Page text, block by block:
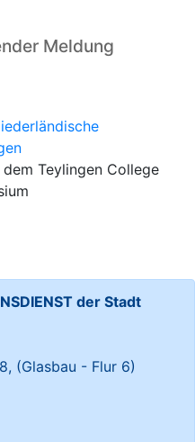
Meldung
dem Teylingen College
der Stadt
(Glasbau - Flur 6)